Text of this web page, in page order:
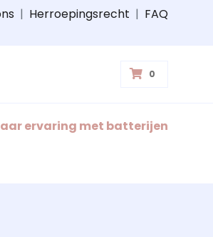
| Herroepingsrecht | FAQ
0
ervaring met batterijen